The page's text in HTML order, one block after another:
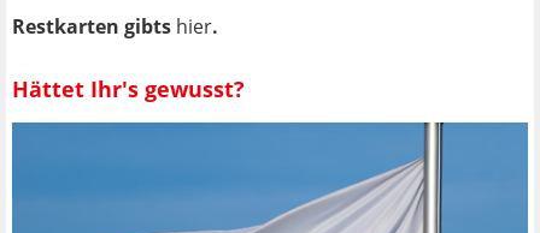
Restkarten gibts hier.
Hättet Ihr's gewusst?